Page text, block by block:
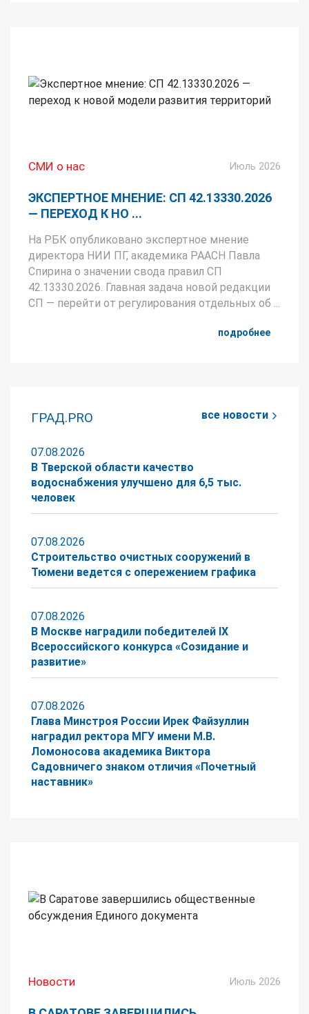
СМИ о нас Июль 2026
ЭКСПЕРТНОЕ МНЕНИЕ: СП 42.13330.2026
— ПЕРЕХОД К НО ...
На РБК опубликовано экспертное мнение
директора НИИ ПГ, академика РААСН Павла
Спирина о значении свода правил СП
42.13330.2026. Главная задача новой редакции
СП — перейти от регулирования отдельных об ...
подробнее
ГРАД.PRO все новости
07.08.2026
В Тверской области качество
водоснабжения улучшено для 6,5 тыс.
человек
07.08.2026
Строительство очистных сооружений в
Тюмени ведется с опережением графика
07.08.2026
В Москве наградили победителей IX
Всероссийского конкурса «Созидание и
развитие»
07.08.2026
Глава Минстроя России Ирек Файзуллин
наградил ректора МГУ имени М.В.
Ломоносова академика Виктора
Садовничего знаком отличия «Почетный
наставник»
Новости Июль 2026